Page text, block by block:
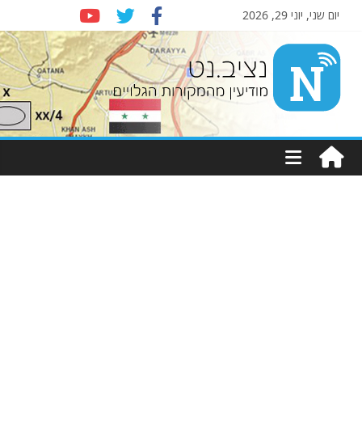
יום שני, יוני 29, 2026
Nziv.net
מודיעין
מהמקורות